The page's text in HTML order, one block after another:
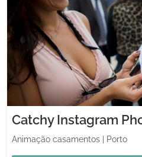
Catchy Instagram
Animação casamentos Porto